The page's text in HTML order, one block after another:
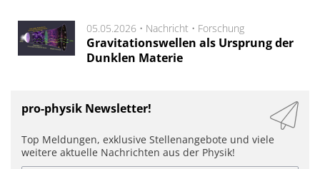
05.05.2026 • Nachricht • Forschung
Gravitationswellen als Ursprung der
Dunklen Materie
pro-physik Newsletter!
Top Meldungen, exklusive Stellenangebote und viele
weitere aktuelle Nachrichten aus der Physik!